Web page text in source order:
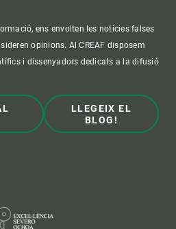
ens envolten les notícies falses
opinions. Al CREAF disposem
i dissenyadors dedicats a la difusió
LLEGEIX EL
BLOG!